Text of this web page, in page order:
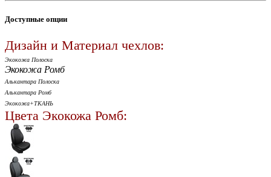
Доступные опции
Дизайн и Материал чехлов:
Экокожа Полоска
Экокожа Ромб
Алькантара Полоска
Алькантара Ромб
Экокожа+ТКАНЬ
Цвета Экокожа Ромб: